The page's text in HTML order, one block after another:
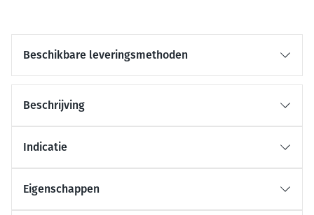
Beschikbare leveringsmethoden
Beschrijving
Indicatie
Eigenschappen